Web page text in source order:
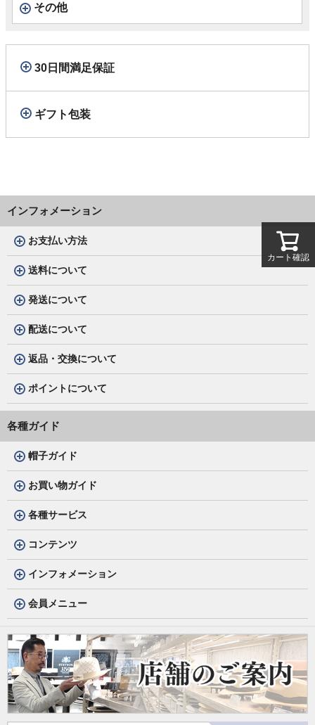
その他
30日間満足保証
ギフト包装
インフォメーション
お支払い方法
送料について
発送について
配送について
返品・交換について
ポイントについて
各種ガイド
帽子ガイド
お買い物ガイド
各種サービス
コンテンツ
インフォメーション
会員メニュー
カート確認